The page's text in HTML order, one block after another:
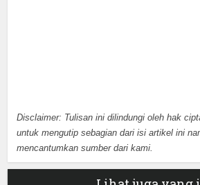
Disclaimer: Tulisan ini dilindungi oleh hak
untuk mengutip sebagian dari isi artikel ini
mencantumkan sumber dari kami.